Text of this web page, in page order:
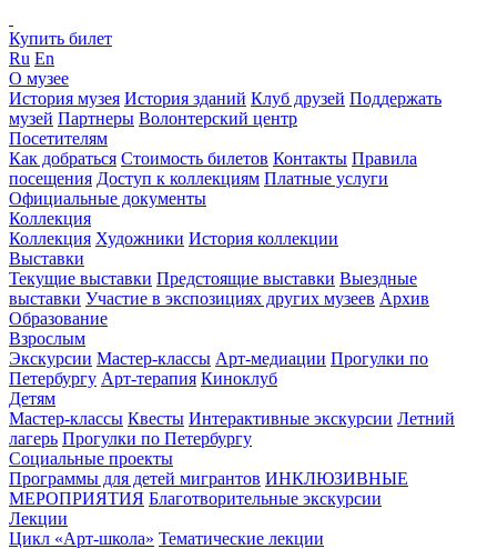
Купить билет
Ru En
О музее
История музея История зданий Клуб друзей Поддержать
музей Партнеры Волонтерский центр
Посетителям
Как добраться Стоимость билетов Контакты Правила
посещения Доступ к коллекциям Платные услуги
Официальные документы
Коллекция
Коллекция Художники История коллекции
Выставки
Текущие выставки Предстоящие выставки Выездные
выставки Участие в экспозициях других музеев Архив
Образование
Взрослым
Экскурсии Мастер-классы Арт-медиации Прогулки по
Петербургу Арт-терапия Киноклуб
Детям
Мастер-классы Квесты Интерактивные экскурсии Летний
лагерь Прогулки по Петербургу
Социальные проекты
Программы для детей мигрантов ИНКЛЮЗИВНЫЕ
МЕРОПРИЯТИЯ Благотворительные экскурсии
Лекции
Цикл «Арт-школа» Тематические лекции